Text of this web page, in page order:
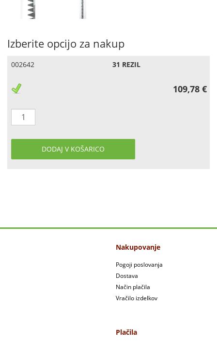
Izberite opcijo za nakup
002642 31 REZIL
109,78 €
DODAJ V KOŠARICO
Nakupovanje
Pogoji poslovanja
Dostava
Način plačila
Vračilo izdelkov
Plačila